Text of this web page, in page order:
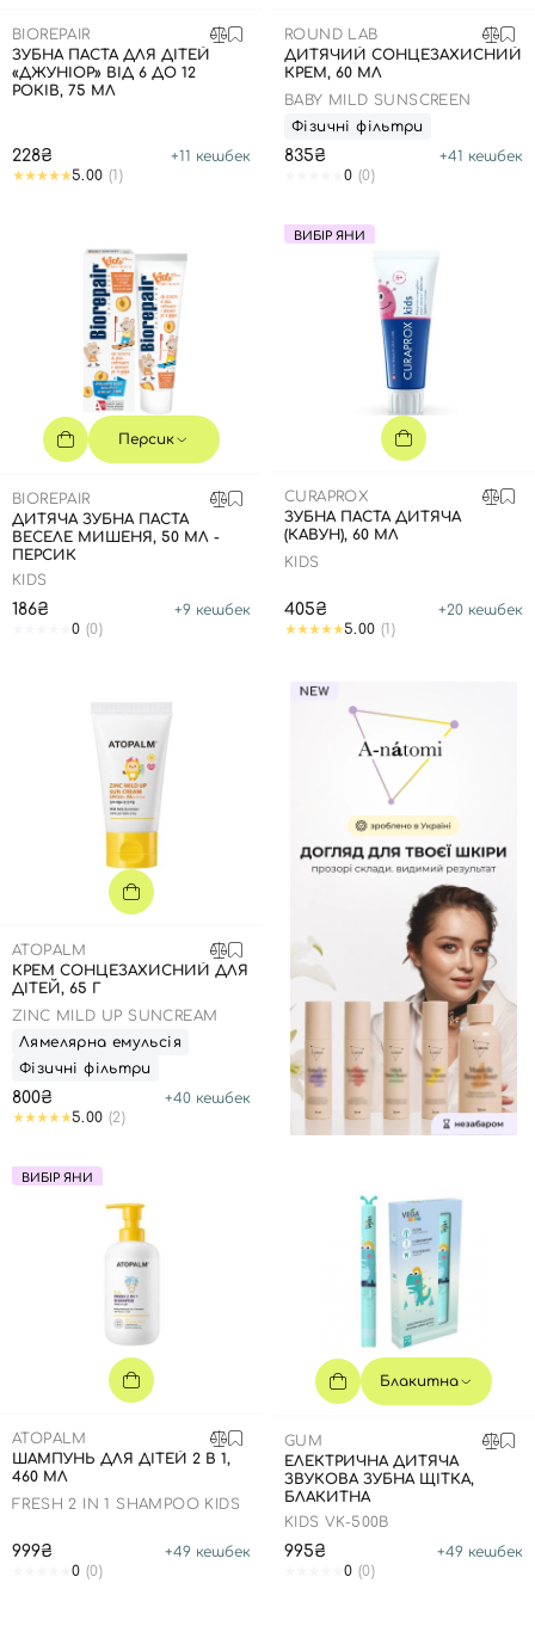
Креми для тіла з SPF
Мініатюри
Карбоксітерапія
Бʼюті гаджети
Автозасмага
Шия і декольте
Спеціальний догляд
Для дітей
Для чоловіків
Дезодоранти
Засоби для інтимної гігієни
Автозасмага для тіла
BIOREPAIR
ЗУБНА ПАСТА ДЛЯ ДІТЕЙ
«ДЖУНІОР» ВІД 6 ДО 12
РОКІВ, 75 МЛ
228₴ +11 кешбек
5.00 (1)
ROUND LAB
ДИТЯЧИЙ СОНЦЕЗАХИСНИЙ
КРЕМ, 60 МЛ
BABY MILD SUNSCREEN
Фізичні фільтри
835₴ +41 кешбек
0 (0)
Персик
BIOREPAIR
ДИТЯЧА ЗУБНА ПАСТА
ВЕСЕЛЕ МИШЕНЯ, 50 МЛ -
ПЕРСИК
KIDS
186₴ +9 кешбек
0 (0)
ВИБІР ЯНИ
CURAPROX
ЗУБНА ПАСТА ДИТЯЧА
(КАВУН), 60 МЛ
KIDS
405₴ +20 кешбек
5.00 (1)
ATOPALM
КРЕМ СОНЦЕЗАХИСНИЙ ДЛЯ
ДІТЕЙ, 65 Г
ZINC MILD UP SUNCREAM
Лямелярна емульсія
Фізичні фільтри
800₴ +40 кешбек
5.00 (2)
ВИБІР ЯНИ
ATOPALM
ШАМПУНЬ ДЛЯ ДІТЕЙ 2 В 1,
460 МЛ
FRESH 2 IN 1 SHAMPOO KIDS
999₴ +49 кешбек
0 (0)
Блакитна
GUM
ЕЛЕКТРИЧНА ДИТЯЧА
ЗВУКОВА ЗУБНА ЩІТКА,
БЛАКИТНА
KIDS VK-500B
995₴ +49 кешбек
0 (0)